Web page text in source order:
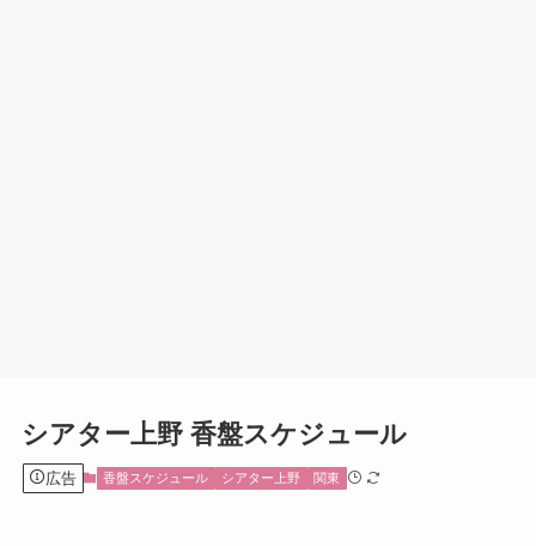
シアター上野 香盤スケジュール
広告 香盤スケジュール シアター上野 関東